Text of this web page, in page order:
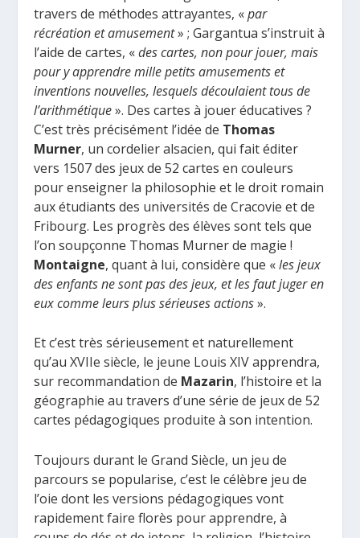
travers de méthodes attrayantes, «par
récréation et amusement» ; Gargantua s’instruit à
l’aide de cartes, «des cartes, non pour jouer, mais
pour y apprendre mille petits amusements et
inventions nouvelles, lesquels découlaient tous de
l’arithmétique». Des cartes à jouer éducatives ?
C’est très précisément l’idée de Thomas
Murner, un cordelier alsacien, qui fait éditer
vers 1507 des jeux de 52 cartes en couleurs
pour enseigner la philosophie et le droit romain
aux étudiants des universités de Cracovie et de
Fribourg. Les progrès des élèves sont tels que
l’on soupçonne Thomas Murner de magie !
Montaigne, quant à lui, considère que «les jeux
des enfants ne sont pas des jeux, et les faut juger en
eux comme leurs plus sérieuses actions».
Et c’est très sérieusement et naturellement
qu’au XVIIe siècle, le jeune Louis XIV apprendra,
sur recommandation de Mazarin, l’histoire et la
géographie au travers d’une série de jeux de 52
cartes pédagogiques produite à son intention.
Toujours durant le Grand Siècle, un jeu de
parcours se popularise, c’est le célèbre jeu de
l’oie dont les versions pédagogiques vont
rapidement faire florès pour apprendre, à